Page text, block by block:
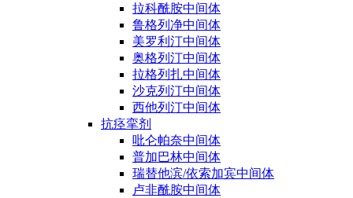
拉科酰胺中间体
鲁格列净中间体
美罗利汀中间体
奥格列汀中间体
拉格列扎中间体
沙克列汀中间体
西他列汀中间体
抗痉挛剂
吡仑帕奈中间体
普加巴林中间体
瑞替他滨/依索加宾中间体
卢非酰胺中间体